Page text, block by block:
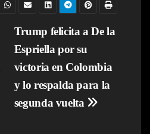
Trump felicita a De la
Espriella por su
victoria en Colombia
y lo respalda para la
segunda vuelta